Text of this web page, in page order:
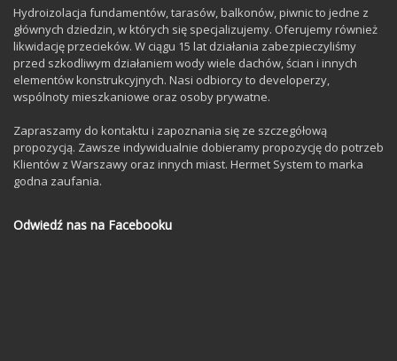
Hydroizolacja fundamentów, tarasów, balkonów, piwnic to jedne z
głównych dziedzin, w których się specjalizujemy. Oferujemy również
likwidację przecieków. W ciągu 15 lat działania zabezpieczyliśmy
przed szkodliwym działaniem wody wiele dachów, ścian i innych
elementów konstrukcyjnych. Nasi odbiorcy to developerzy,
wspólnoty mieszkaniowe oraz osoby prywatne.
Zapraszamy do kontaktu i zapoznania się ze szczegółową
propozycją. Zawsze indywidualnie dobieramy propozycję do potrzeb
Klientów z Warszawy oraz innych miast. Hermet System to marka
godna zaufania.
Odwiedź nas na Facebooku